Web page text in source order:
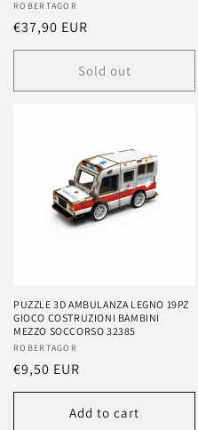
Vendor:
ROBERTAGOR
Regular
price
€37,90 EUR
Sold out
PUZZLE 3D AMBULANZA LEGNO 19PZ
GIOCO COSTRUZIONI BAMBINI
MEZZO SOCCORSO 32385
Vendor:
ROBERTAGOR
Regular
price
€9,50 EUR
Add to cart